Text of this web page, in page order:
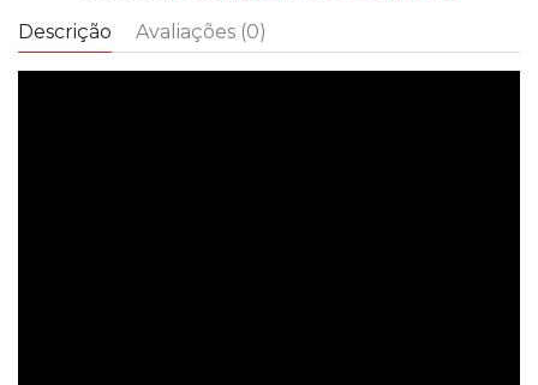
Descrição Avaliações (0)